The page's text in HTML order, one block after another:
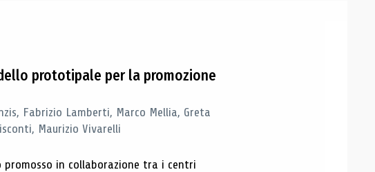
prototipale per la promozione
Fabrizio Lamberti, Marco Mellia, Greta
Maurizio Vivarelli
promosso in collaborazione tra i centri